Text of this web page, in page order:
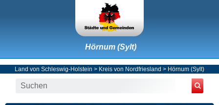
Hörnum (Sylt)
Land von Schleswig-Holstein > Kreis von Nordfriesland > Hörnum (Sylt)